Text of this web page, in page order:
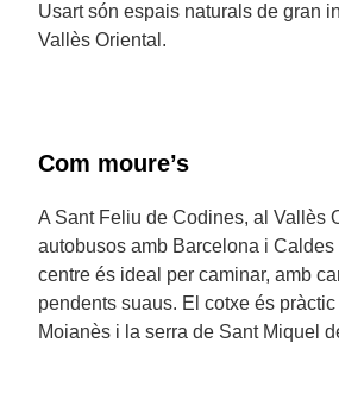
Usart són espais naturals de gran
Vallès Oriental.
Com moure’s
A Sant Feliu de Codines, al Vallès
autobusos amb Barcelona i Caldes
centre és ideal per caminar, amb
pendents suaus. El cotxe és pràctic
Moianès i la serra de Sant Miquel